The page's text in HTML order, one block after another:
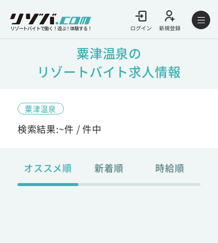
リゾートバイトで働く！遊ぶ！体験する！ ログイン 新規登録
粟津温泉の
リゾートバイト求人情報
粟津温泉
検索結果:~件 /件中
オススメ順 新着順 時給順